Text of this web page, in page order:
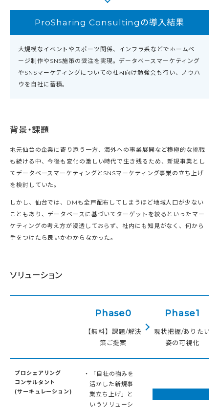
ProSharing Consultingの導入結果
大規模なイベントやスポーツ関係、インフラ系などでホームペ
ージ制作やSNS施策の受注を実現。データベースマーケティング
やSNSマーケティングについての社内向け勉強会も行い、ノウハ
ウを自社に蓄積。
背景・課題
地元仙台の企業に寄り添う一方、海外への事業展開など積極的な挑戦
も続ける中、今後も変化の激しい時代で生き残るため、新規事業とし
てデータベースマーケティングとSNSマーケティング事業の立ち上げ
を検討していた。
しかし、仙台では、DMも全戸配布してしまうほど地域人口が少ない
こともあり、データベースに基づいてターゲットを絞るといったマー
ケティングの考え方が浸透しておらず、社内にも知見がなく、何から
手をつけたら良いかわからなかった。
ソリューション
Phase0
【無料】課題/解決
策ご提案
Phase1
現状把握/ありたい
姿の可視化
プロシェアリング
コンサルタント
(サーキュレーション)
・「自社の強みを
活かした新規事
業立ち上げ」と
いうソリューシ